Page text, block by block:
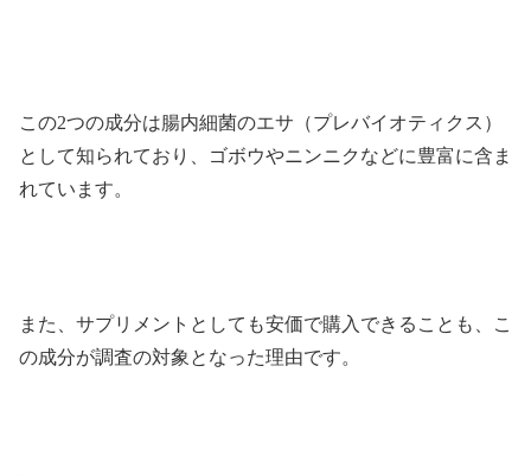
この2つの成分は腸内細菌のエサ（プレバイオティクス）
として知られており、ゴボウやニンニクなどに豊富に含ま
れています。
また、サプリメントとしても安価で購入できることも、こ
の成分が調査の対象となった理由です。